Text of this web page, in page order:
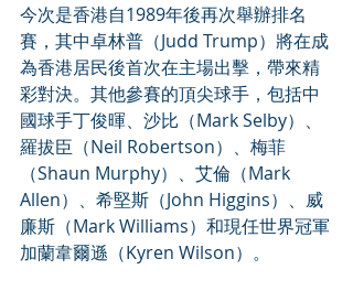
今次是香港自1989年後再次舉辦排名
賽，其中卓林普（Judd Trump）將在成
為香港居民後首次在主場出擊，帶來精
彩對決。其他參賽的頂尖球手，包括中
國球手丁俊暉、沙比（Mark Selby）、
羅拔臣（Neil Robertson）、梅菲
（Shaun Murphy）、艾倫（Mark
Allen）、希堅斯（John Higgins）、威
廉斯（Mark Williams）和現任世界冠軍
加蘭韋爾遜（Kyren Wilson）。